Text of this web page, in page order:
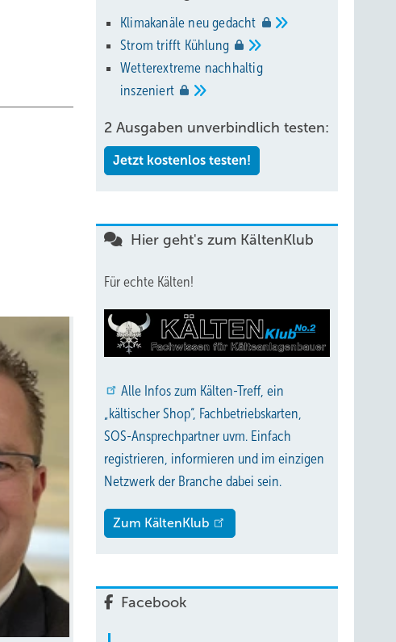
Klimakanäle neugedacht
Strom trifft Kühlung
Wetterextreme nachhaltig
inszeniert
2 Ausgaben unverbindlich testen:
Jetzt kostenlos testen!
Hier geht's zum KältenKlub
Für echte Kälten!
Alle Infos zum Kälten-Treff, ein
„kältischer Shop“, Fachbetriebskarten,
SOS-Ansprechpartner uvm. Einfach
registrieren, informieren und im einzigen
Netzwerk der Branche dabei sein.
Zum KältenKlub
Facebook